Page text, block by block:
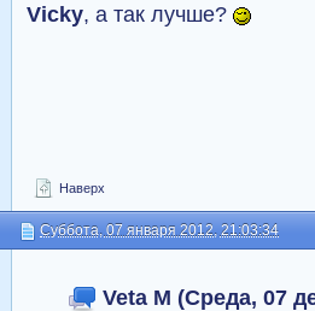
Vicky, а так лучше?
Наверх
Суббота, 07 января 2012, 21:03:34
Veta M (Среда, 07